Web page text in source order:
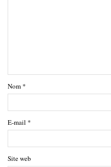
Nom *
E-mail *
Site web